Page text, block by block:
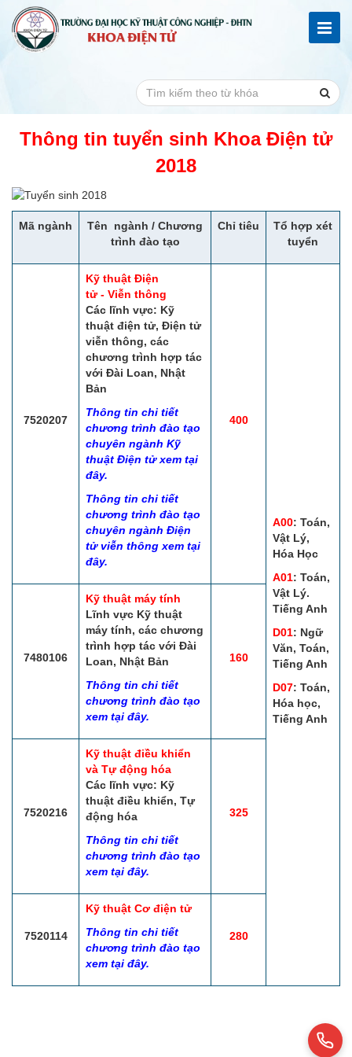
Thông tin tuyển sinh Khoa Điện tử
2018
Mã ngành
Tên ngành / Chương
trình đào tạo
Chỉ tiêu
Tổ hợp xét
tuyển
7520207
Kỹ thuật Điện
tử - Viễn thông
Các lĩnh vực: Kỹ
thuật điện tử, Điện tử
viễn thông, các
chương trình hợp tác
với Đài Loan, Nhật
Bản
Thông tin chi tiết
chương trình đào tạo
chuyên ngành Kỹ
thuật Điện tử xem tại
đây.
Thông tin chi tiết
chương trình đào tạo
chuyên ngành Điện
tử viễn thông xem tại
đây.
400
A00: Toán,
Vật Lý,
Hóa Học
A01: Toán,
Vật Lý.
Tiếng Anh
D01: Ngữ
Văn, Toán,
Tiếng Anh
D07: Toán,
Hóa học,
Tiếng Anh
7480106
Kỹ thuật máy tính
Lĩnh vực Kỹ thuật
máy tính, các chương
trình hợp tác với Đài
Loan, Nhật Bản
Thông tin chi tiết
chương trình đào tạo
xem tại đây.
160
7520216
Kỹ thuật điều khiển
và Tự động hóa
Các lĩnh vực: Kỹ
thuật điều khiển, Tự
động hóa
Thông tin chi tiết
chương trình đào tạo
xem tại đây.
325
7520114
Kỹ thuật Cơ điện tử
Thông tin chi tiết
chương trình đào tạo
xem tại đây.
280